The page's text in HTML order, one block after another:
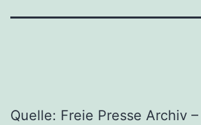
Quelle: Freie Presse Archiv